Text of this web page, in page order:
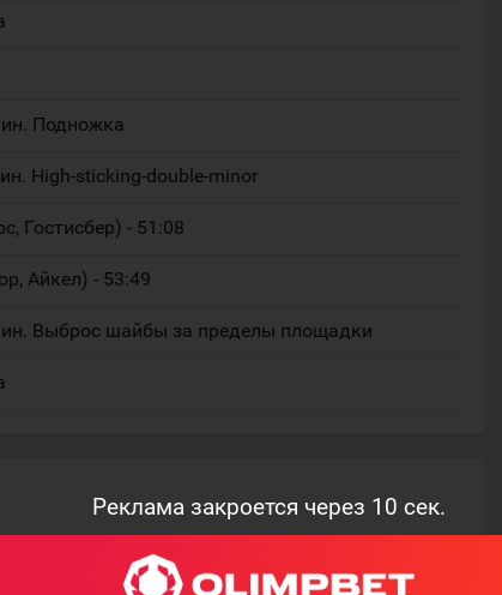
Реклама закроется через9сек.
Подножка
High-sticking-double-minor
Гостисбер) - 51:08
Айкел) - 53:49
Выброс шайбы за пределы площадки